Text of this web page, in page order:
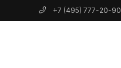
+7 (495) 777-20-90